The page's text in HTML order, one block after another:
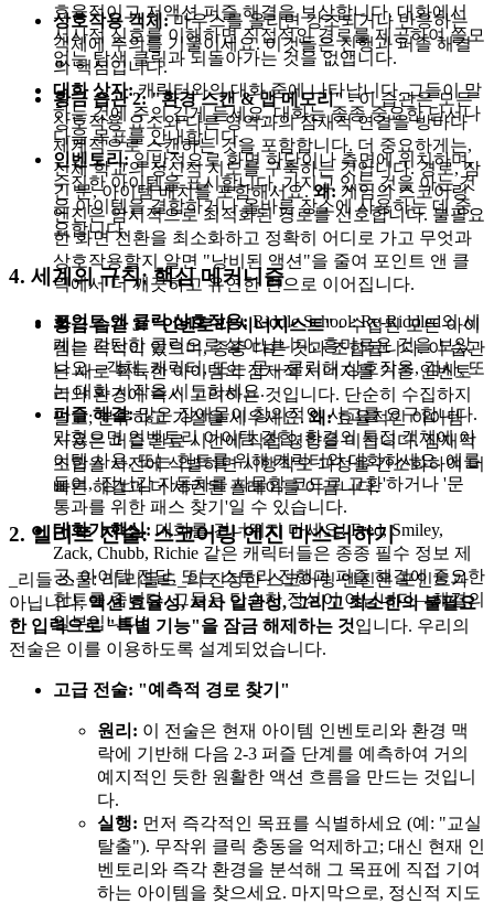
상호작용 객체:마우스를 올리면 강조되거나 반응하는
객체에 주의를 기울이세요. 이것들은 진행과 퍼즐 해결
의 핵심입니다.
대화 상자:캐릭터와의 대화 중에 나타납니다. 그들이 말
하는 것에 주의 깊게 듣세요. 대화는 종종 중요한 단서나
다음 목표를 안내합니다.
인벤토리:일반적으로 화면 하단이나 측면에 위치하며,
수집한 아이템을 표시합니다. 가지고 있는 것을 아는 것
은 아이템을 결합하거나 올바른 장소에 사용하는 데 중
요합니다.
4. 세계의 규칙: 핵심 메커니즘
포인트 앤 클릭 상호작용:Riddle School: Re-Riddled의 세
계는 간단한 클릭으로 살아납니다. 흥미로운 것을 보았
나요—객체, 캐릭터, 또는 문—클릭해 상호작용, 검사, 또
는 대화 시작을 시도하세요.
퍼즐 해결:많은 장애물이 창의적인 사고를 요구합니다.
막혔으면 인벤토리 아이템 결합, 환경의 특정 객체에 아
이템 사용, 또는 힌트를 위해 캐릭터와 대화하세요. 예를
들어, '장난감 자동차를 사물함 코드로 교환'하거나 '문
통과를 위한 패스 찾기'일 수 있습니다.
대화가 핵심: 대화를 건너뛰지 마세요! Fred, Smiley,
Zack, Chubb, Richie 같은 캐릭터들은 종종 필수 정보 제
공, 아이템 전달, 또는 스토리 진행과 퍼즐 해결에 중요한
힌트를 줍니다. 그들은 단순한 장식이 아닙니다—해결의
일부입니다!
효율적이고 저액션 퍼즐 해결을 보상합니다. 대화에서
서사적 신호를 이해하면 직접적인 경로를 제공하여 쓸모
없는 탐색 클릭과 되돌아가는 것을 없앱니다.
황금 습관 2: "환경 스캔 & 맵 메모리" - 이 습관은 모든
상호작용 요소와 다른 영역과의 잠재적 연결을 방마다
체계적으로 스캔하는 것을 포함합니다. 더 중요하게는,
전체 학교의 정신적 지도를 구축하는 것입니다. 경로, 잠
긴 문, 아이템 배치를 포함해서요.왜: 게임의 스코어링
엔진은 암시적으로 최적화된 경로를 선호합니다. 불필요
한 화면 전환을 최소화하고 정확히 어디로 가고 무엇과
상호작용할지 알면 "낭비된 액션"을 줄여 포인트 앤 클
릭에서 더 깨끗하고 유연한 런으로 이어집니다.
황금 습관 3: "인벤토리 시너지스트"- 수집된 모든 아이
템은 목적이 있으며, 종종 다른 것과 조합됩니다. 이 습관
은 새로 획득한 아이템의 잠재적 시너지를 기존 인벤토
리와 환경에 즉시 고려하는 것입니다. 단순히 수집하지
말고; 분류하고 가설을 세우세요.왜:효율적인 아이템
사용은 퍼즐 완료 시간에 직접 영향을 미칩니다. 잠재적
조합을 사전에 식별하면 시행착오 과정을 간소화하여 더
빠른 해결과 더 세련된 플레이를 이끕니다.
2. 엘리트 전술: 스코어링 엔진 마스터하기
_리들 스쿨: 리-리들드_의 진정한 스코어링 엔진은 포인트가
아닙니다;액션 효율성, 서사 일관성, 그리고 최소한의 불필요
한 입력으로 "특별 기능"을 잠금 해제하는 것입니다. 우리의
전술은 이를 이용하도록 설계되었습니다.
고급 전술: "예측적 경로 찾기"
원리: 이 전술은 현재 아이템 인벤토리와 환경 맥
락에 기반해 다음 2-3 퍼즐 단계를 예측하여 거의
예지적인 듯한 원활한 액션 흐름을 만드는 것입니
다.
실행: 먼저 즉각적인 목표를 식별하세요 (예: "교실
탈출"). 무작위 클릭 충동을 억제하고; 대신 현재 인
벤토리와 즉각 환경을 분석해 그 목표에 직접 기여
하는 아이템을 찾으세요. 마지막으로, 정신적 지도